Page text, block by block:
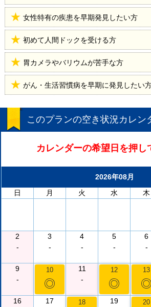
女性特有の疾患を早期発見したい方
初めて人間ドックを受ける方
胃カメラやバリウムが苦手な方
がん・生活習慣病を早期に発見したい
このプランの空き状況カレン
カレンダーの希望日を押し
2026年08月
日
月 火 水 木
2
-
3
-
4
-
5
-
6
-
9
-
10
◎
11
-
12
◎
13
◎
16
17
18
19
20